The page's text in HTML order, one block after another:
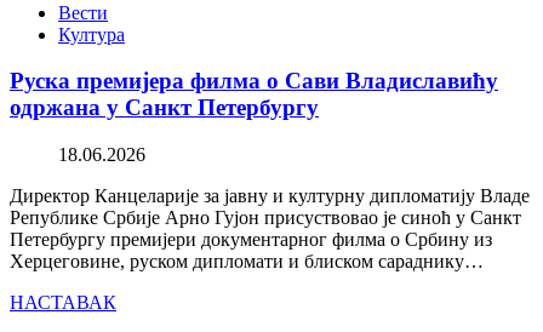
Вести
Култура
Руска премијера филма о Сави Владиславићу
одржана у Санкт Петербургу
18.06.2026
Директор Канцеларије за јавну и културну дипломатију Владе
Републике Србије Арно Гујон присуствовао је синоћ у Санкт
Петербургу премијери документарног филма о Србину из
Херцеговине, руском дипломати и блиском сараднику…
НАСТАВАК